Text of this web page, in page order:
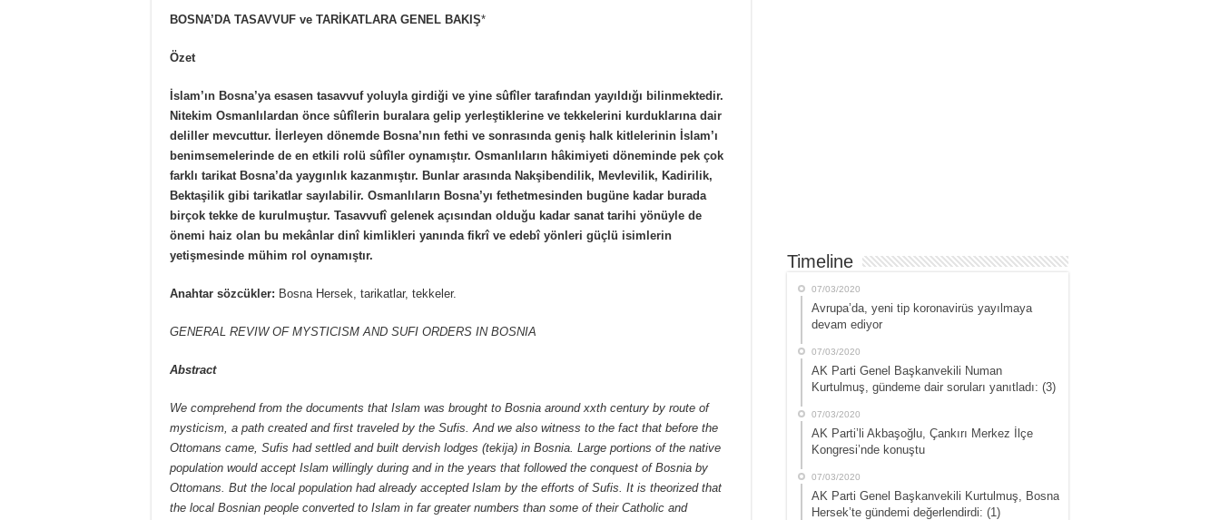
BOSNA’DA TASAVVUF ve TARİKATLARA GENEL BAKIŞ*
Özet
İslam’ın Bosna’ya esasen tasavvuf yoluyla girdiği ve yine sûfîler tarafından yayıldığı bilinmektedir.
Nitekim Osmanlılardan önce sûfîlerin buralara gelip yerleştiklerine ve tekkelerini kurduklarına dair
deliller mevcuttur. İlerleyen dönemde Bosna’nın fethi ve sonrasında geniş halk kitlelerinin İslam’ı
benimsemelerinde de en etkili rolü sûfîler oynamıştır. Osmanlıların hâkimiyeti döneminde pek çok
farklı tarikat Bosna’da yaygınlık kazanmıştır. Bunlar arasında Nakşibendilik, Mevlevilik, Kadirilik,
Bektaşilik gibi tarikatlar sayılabilir. Osmanlıların Bosna’yı fethetmesinden bugüne kadar burada
birçok tekke de kurulmuştur. Tasavvufî gelenek açısından olduğu kadar sanat tarihi yönüyle de
önemi haiz olan bu mekânlar dinî kimlikleri yanında fikrî ve edebî yönleri güçlü isimlerin
yetişmesinde mühim rol oynamıştır.
Anahtar sözcükler: Bosna Hersek, tarikatlar, tekkeler.
GENERAL REVIW OF MYSTICISM AND SUFI ORDERS IN BOSNIA
Abstract
We comprehend from the documents that Islam was brought to Bosnia around xxth century by route of
mysticism, a path created and first traveled by the Sufis. And we also witness to the fact that before the
Ottomans came, Sufis had settled and built dervish lodges (tekija) in Bosnia. Large portions of the native
population would accept Islam willingly during and in the years that followed the conquest of Bosnia by
Ottomans. But the local population had already accepted Islam by the efforts of Sufis. It is theorized that
the local Bosnian people converted to Islam in far greater numbers than some of their Catholic and
Timeline
07/03/2020
Avrupa’da, yeni tip koronavirüs yayılmaya
devam ediyor
07/03/2020
AK Parti Genel Başkanvekili Numan
Kurtulmuş, gündeme dair soruları yanıtladı: (3)
07/03/2020
AK Parti’li Akbaşoğlu, Çankırı Merkez İlçe
Kongresi’nde konuştu
07/03/2020
AK Parti Genel Başkanvekili Kurtulmuş, Bosna
Hersek’te gündemi değerlendirdi: (1)